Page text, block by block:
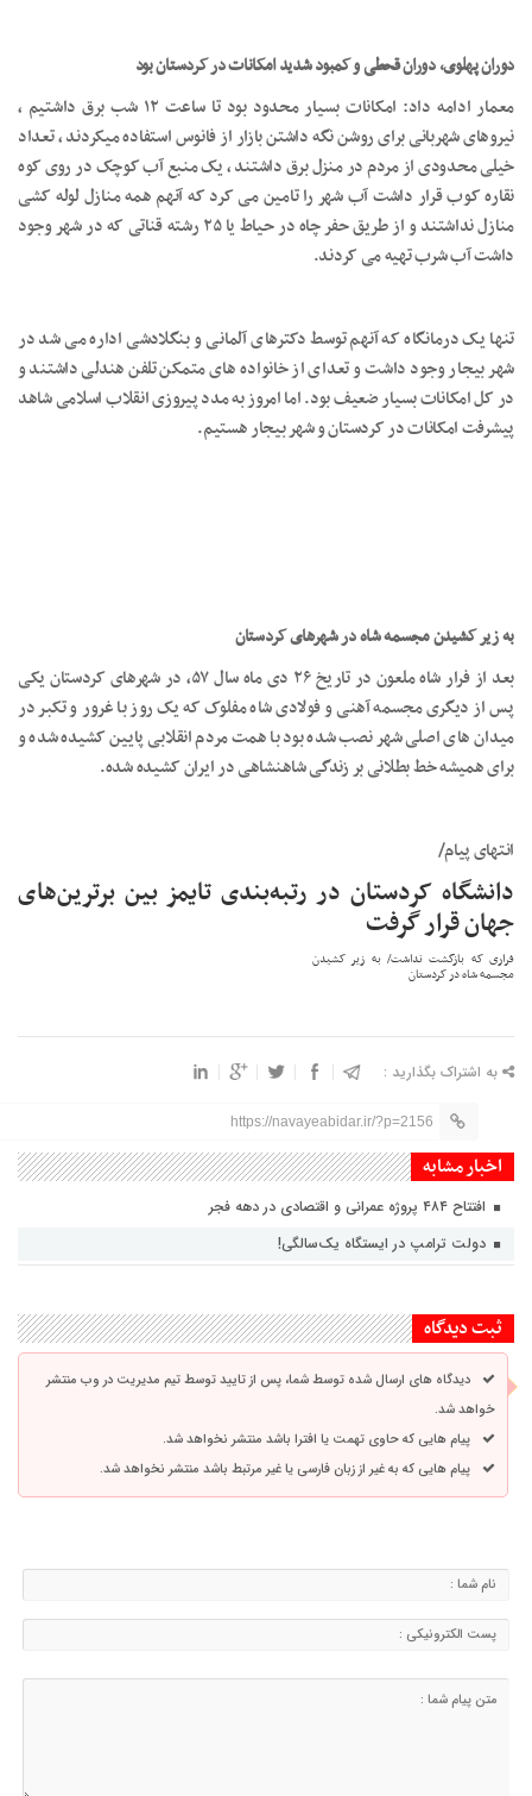
دوران پهلوی، دوران قحطی و کمبود شدید امکانات در کردستان بود
معمار ادامه داد: امکانات بسیار محدود بود تا ساعت ۱۲ شب برق داشتیم ،
نیروهای شهربانی برای روشن نگه داشتن بازار از فانوس استفاده میکردند ، تعداد
خیلی محدودی از مردم در منزل برق داشتند ، یک منبع آب کوچک در روی کوه
نقاره کوب قرار داشت آب شهر را تامین می کرد که آنهم همه منازل لوله کشی
منازل نداشتند و از طریق حفر چاه در حیاط یا ۲۵ رشته قناتی که در شهر وجود
داشت آب شرب تهیه می کردند.
تنها یک درمانگاه که آنهم توسط دکترهای آلمانی و بنگلادشی اداره می شد در
شهر بیجار وجود داشت و تعدای از خانواده های متمکن تلفن هندلی داشتند و
در کل امکانات بسیار ضعیف بود. اما امروز به مدد پیروزی انقلاب اسلامی شاهد
پیشرفت امکانات در کردستان و شهر بیجار هستیم.
به زیر کشیدن مجسمه شاه در شهرهای کردستان
بعد از فرار شاه ملعون در تاریخ ۲۶ دی ماه سال ۵۷، در شهرهای کردستان یکی
پس از دیگری مجسمه آهنی و فولادی شاه مفلوک که یک روز با غرور و تکبر در
میدان های اصلی شهر نصب شده بود با همت مردم انقلابی پایین کشیده شده و
برای همیشه خط بطلانی بر زندگی شاهنشاهی در ایران کشیده شده.
انتهای پیام/
دانشگاه کردستان در رتبه‌بندی تایمز بین برترین‌های
جهان قرار گرفت
فراری که بازگشت نداشت/ به زیر کشیدن
مجسمه شاه در کردستان
به اشتراک بگذارید :
https://navayeabidar.ir/?p=2156
اخبار مشابه
افتتاح ۴۸۴ پروژه عمرانی و اقتصادی در دهه فجر
دولت ترامپ در ایستگاه یک‌سالگی!
ثبت دیدگاه
دیدگاه های ارسال شده توسط شما، پس از تایید توسط تیم مدیریت در وب منتشر
خواهد شد.
پیام هایی که حاوی تهمت یا افترا باشد منتشر نخواهد شد.
پیام هایی که به غیر از زبان فارسی یا غیر مرتبط باشد منتشر نخواهد شد.